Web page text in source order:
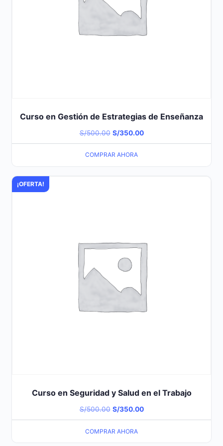
Curso en Gestión de Estrategias de Enseñanza
S/500.00 El
precio
original
S/350.00El
precio
COMPRAR AHORA
¡OFERTA!
Curso en Seguridad y Salud en el Trabajo
S/500.00 El
precio
original
S/350.00El
precio
COMPRAR AHORA